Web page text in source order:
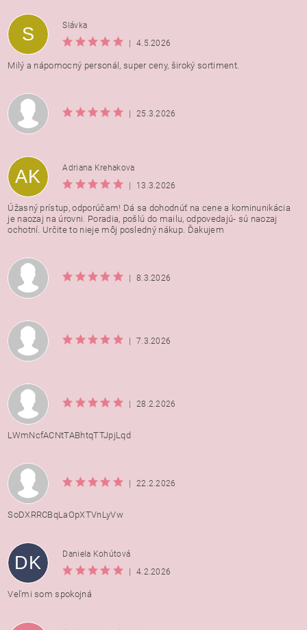
Vložením hodnotenie súhlasíte s
osobných údajov
S
Slávka
4.5.2026
Milý a nápomocný personál, super ceny, široký sortiment.
25.3.2026
AK
Adriana Krehakova
13.3.2026
Úžasný prístup, odporúčam! Dá sa dohodnúť na cene a kominunikácia
je naozaj na úrovni. Poradia, pošlú do mailu, odpovedajú- sú naozaj
ochotní. Určite to nieje môj posledný nákup. Ďakujem
8.3.2026
7.3.2026
28.2.2026
LWmNcfACNtTABhtqTTJpjLqd
22.2.2026
SoDXRRCBqLaOpXTVnLyVw
DK
Daniela Kohútová
4.2.2026
Veľmi som spokojná